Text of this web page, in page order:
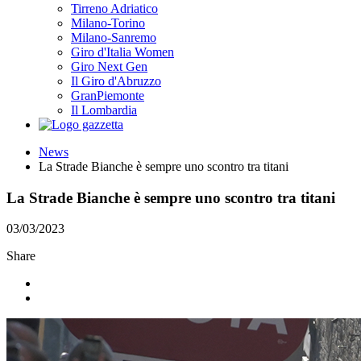
Tirreno Adriatico
Milano-Torino
Milano-Sanremo
Giro d'Italia Women
Giro Next Gen
Il Giro d'Abruzzo
GranPiemonte
Il Lombardia
News
La Strade Bianche è sempre uno scontro tra titani
La Strade Bianche è sempre uno scontro tra titani
03/03/2023
Share